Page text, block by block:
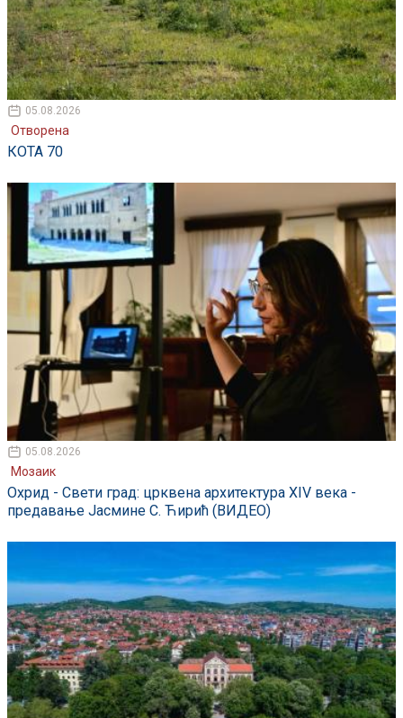
05.08.2026
Отворена
КОТА 70
05.08.2026
Мозаик
Охрид - Свети град: црквена архитектура XIV века -
предавање Јасмине С. Ћирић (ВИДЕО)